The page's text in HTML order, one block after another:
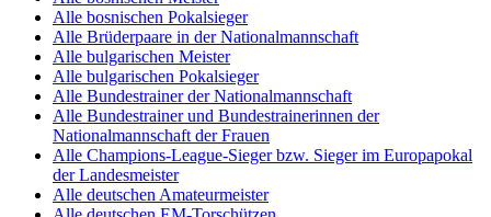
Alle bosnischen Pokalsieger
Alle Brüderpaare in der Nationalmannschaft
Alle bulgarischen Meister
Alle bulgarischen Pokalsieger
Alle Bundestrainer der Nationalmannschaft
Alle Bundestrainer und Bundestrainerinnen der
Nationalmannschaft der Frauen
Alle Champions-League-Sieger bzw. Sieger im Europapokal
der Landesmeister
Alle deutschen Amateurmeister